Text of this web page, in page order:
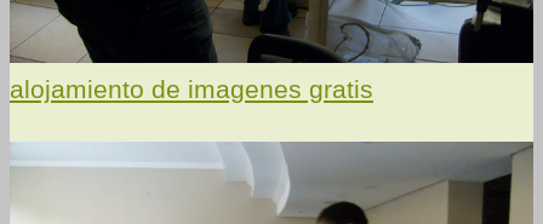
alojamiento de imagenes gratis